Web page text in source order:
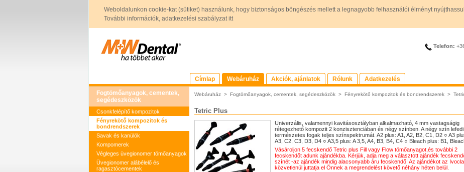
Weboldalunkon cookie-kat (sütiket) használunk, hogy biztonságos böngészés mellett a legnagyobb felhasználói élményt
További információk, adatkezelési szabályzat itt
Telefon:
Címlap Webáruház Akciók, ajánlatok Rólunk Adatkezelés
Fogtömőanyagok, cementek,
segédeszközök
Csonkfelépítő kompozitok
Fényrekötő kompozitok és
bondrendszerek
Savak és kanülök
Kompomerek
Végleges üvegionomer tömőanyagok
Üvegionomer alábélelő és
ragasztócementek
Webáruház > Fogtömőanyagok, cementek, segédeszközök > Fényrekötő kompozitok és bondrendszerek >
Tetric Plus
Univerzális, valamennyi kavitásosztályban alkalmazható, 4 mm vastagságig
rétegezhető kompozit 2 konzisztenciában és négy színben. A négy szín
természetes fogak teljes színspektrumát. A2 plus: A1, A2, B2, C1, D2 ○ A3
A3, C2, C3, D3, D4 ○ A3,5 plus: A 3,5, A4, B3, B4, C4 ○ Bleach plus: B1,
Vásároljon 5 fecskendő Tetric plus Fill vagy Flow tömőanyagot,és további 2
fecskendőt adunk ajándékba. Kérjük, adja meg a választott ajándék
színét -az ajándék mindig alacsonyabb áru fecskendő! Az ajándékot az
közvetlenül juttatja el Önnek a megrendelést követő néhány héten belül.